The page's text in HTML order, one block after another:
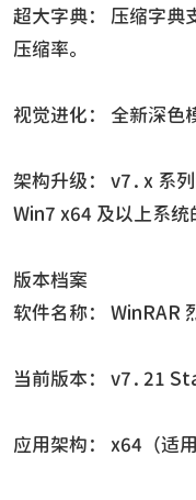
超大字典： 压缩字典
压缩率。
视觉进化： 全新深色
架构升级： v7.x 系
Win7 x64 及以上系统
版本档案
软件名称： WinRAR
当前版本： v7.21
应用架构： x64（适